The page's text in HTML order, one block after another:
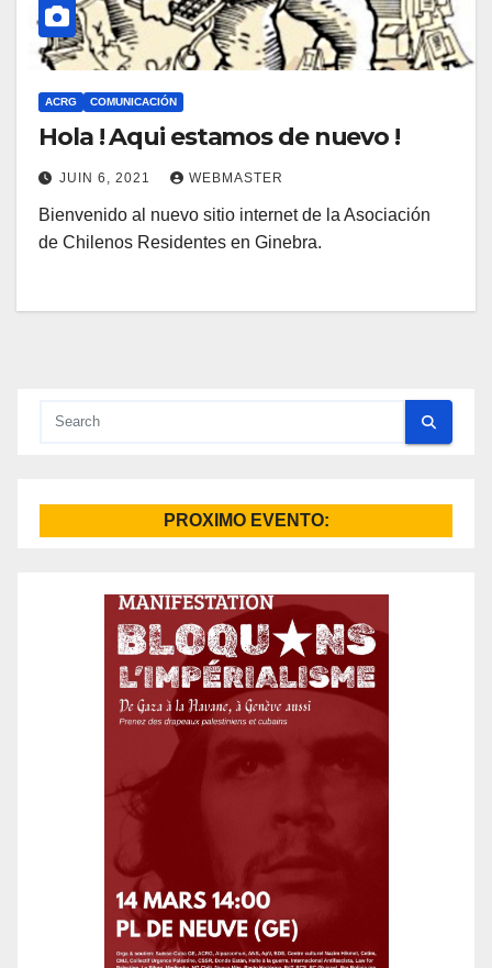
ACRG COMUNICACIÓN
Hola ! Aqui estamos de nuevo !
JUIN 6, 2021 WEBMASTER
Bienvenido al nuevo sitio internet de la Asociación
de Chilenos Residentes en Ginebra.
PROXIMO EVENTO: